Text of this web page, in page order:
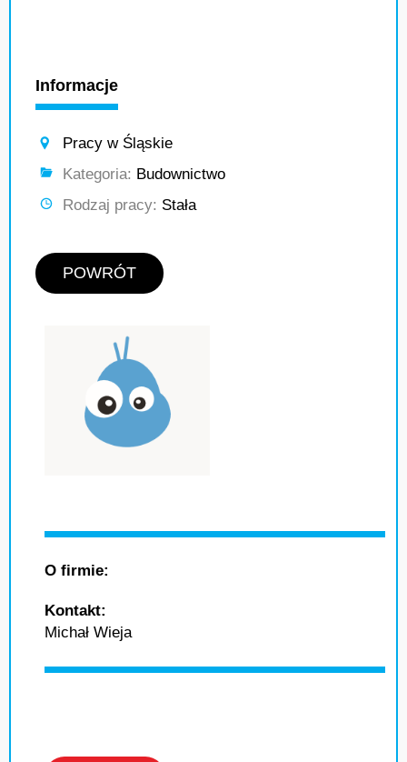
Informacje
Pracy w Śląskie
Kategoria: Budownictwo
Rodzaj pracy: Stała
POWRÓT
O firmie:
Kontakt:
Michał Wieja